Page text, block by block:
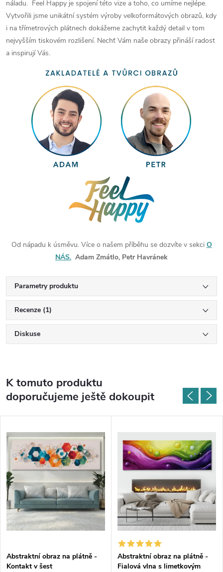
náladu. Feel Happy je spojení této vize a toho, co umíme nejlépe.
Vytvořili jsme unikátní systém výroby velkoformátových obrazů, kdy
i na třímetrových plátnech dokážeme zachytit každý detail v tom
nejvyšším tiskovém rozlišení. Nechť Vám naše obrazy přináší radost
a inspirují Vás.
Od nápadu k úsměvu. Více o našem příběhu se dozvíte v sekci O
NÁS. Adam Zmátlo, Petr Havránek
Parametry produktu
Recenze (1)
Diskuse
K tomuto produktu
doporučujeme ještě dokoupit
Abstraktní obraz na plátně -
Kontakt v šest
Abstraktní obraz na plátně -
Fialová vlna s limetkovým